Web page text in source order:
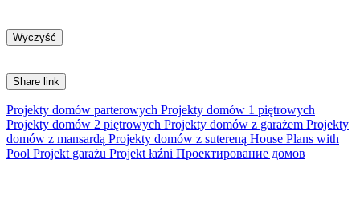
Share link
Projekty domów parterowych Projekty domów 1 piętrowych
Projekty domów 2 piętrowych Projekty domów z garażem Projekty
domów z mansardą Projekty domów z sutereną House Plans with
Pool Projekt garażu Projekt łaźni Проектирование домов